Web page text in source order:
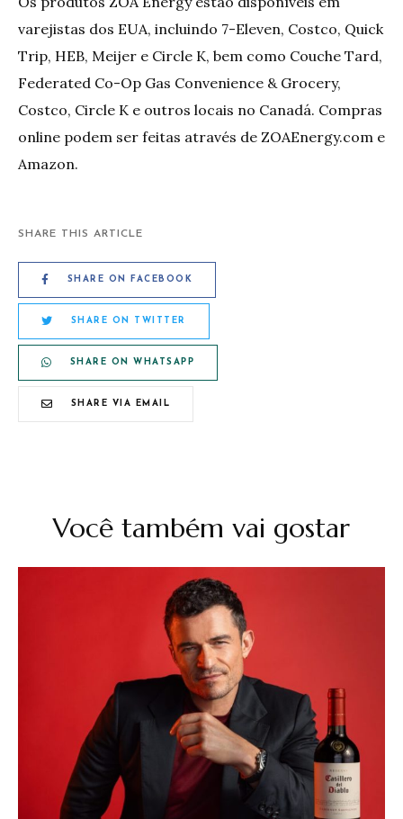
varejistas dos EUA, incluindo 7-Eleven, Costco, Quick
Trip, HEB, Meijer e Circle K, bem como Couche Tard,
Federated Co-Op Gas Convenience & Grocery,
Costco, Circle K e outros locais no Canadá. Compras
online podem ser feitas através de ZOAEnergy.com e
Amazon.
SHARE THIS ARTICLE
SHARE ON FACEBOOK
SHARE ON TWITTER
SHARE ON WHATSAPP
SHARE VIA EMAIL
Você também vai gostar